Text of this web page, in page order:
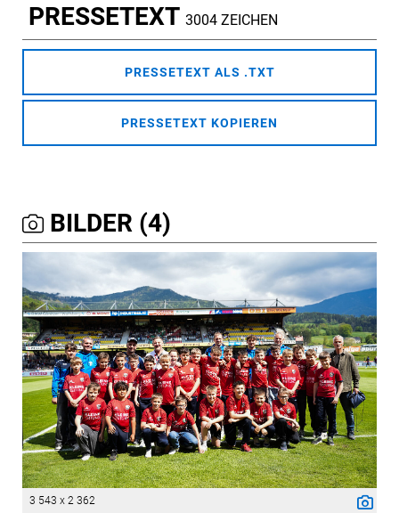
PRESSETEXT 3004 ZEICHEN
PRESSETEXT ALS .TXT
PRESSETEXT KOPIEREN
BILDER (4)
3 543 x 2 362